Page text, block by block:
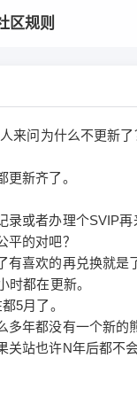
区规则
来问为什么不更新了
新齐了。
录或者办理个SVIP
的对吧？
有喜欢的再兑换就是
时都在更新。
5月了。
多年都没有一个新的
关站也许N年后都不